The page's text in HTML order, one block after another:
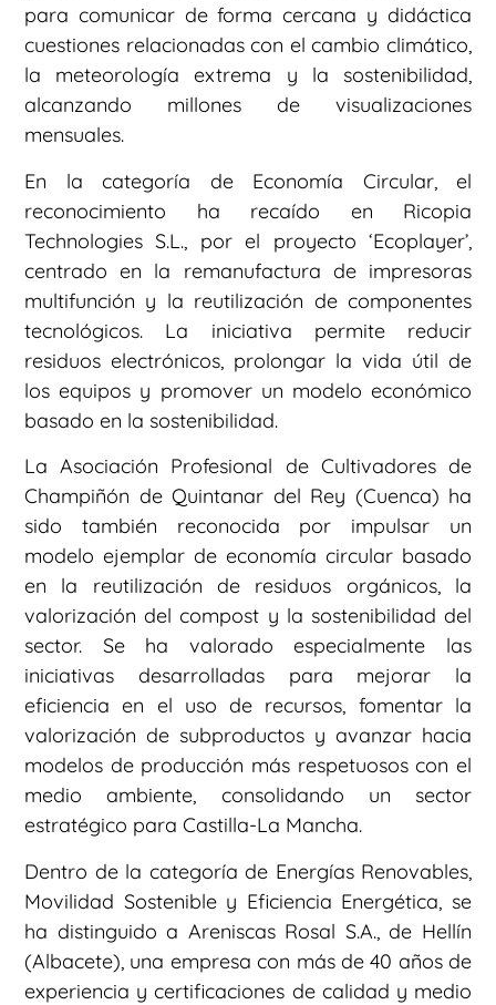
para comunicar de forma cercana y didáctica
cuestiones relacionadas con el cambio climático,
la meteorología extrema y la sostenibilidad,
alcanzando millones de visualizaciones
mensuales.
En la categoría de Economía Circular, el
reconocimiento ha recaído en Ricopia
Technologies S.L., por el proyecto ‘Ecoplayer’,
centrado en la remanufactura de impresoras
multifunción y la reutilización de componentes
tecnológicos. La iniciativa permite reducir
residuos electrónicos, prolongar la vida útil de
los equipos y promover un modelo económico
basado en la sostenibilidad.
La Asociación Profesional de Cultivadores de
Champiñón de Quintanar del Rey (Cuenca) ha
sido también reconocida por impulsar un
modelo ejemplar de economía circular basado
en la reutilización de residuos orgánicos, la
valorización del compost y la sostenibilidad del
sector. Se ha valorado especialmente las
iniciativas desarrolladas para mejorar la
eficiencia en el uso de recursos, fomentar la
valorización de subproductos y avanzar hacia
modelos de producción más respetuosos con el
medio ambiente, consolidando un sector
estratégico para Castilla-La Mancha.
Dentro de la categoría de Energías Renovables,
Movilidad Sostenible y Eficiencia Energética, se
ha distinguido a Areniscas Rosal S.A., de Hellín
(Albacete), una empresa con más de 40 años de
experiencia y certificaciones de calidad y medio